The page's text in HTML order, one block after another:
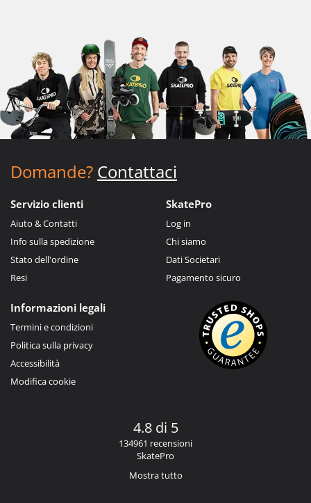
Domande? Contattaci
Servizio clienti
Aiuto & Contatti
Info sulla spedizione
Stato dell'ordine
Resi
SkatePro
Log in
Chi siamo
Dati Societari
Pagamento sicuro
Informazioni legali
Termini e condizioni
Politica sulla privacy
Accessibilità
Modifica cookie
4.8 di 5
134961 recensioni
SkatePro
Mostra tutto